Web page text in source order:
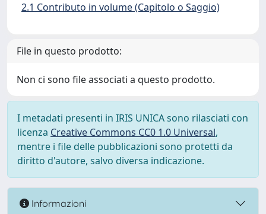
2.1 Contributo in volume (Capitolo o Saggio)
File in questo prodotto:
Non ci sono file associati a questo prodotto.
I metadati presenti in IRIS UNICA sono rilasciati con
licenza Creative Commons CC0 1.0 Universal,
mentre i file delle pubblicazioni sono protetti da
diritto d'autore, salvo diversa indicazione.
Informazioni